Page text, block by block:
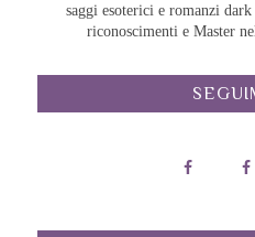
saggi esoterici e romanzi
riconoscimenti e Master